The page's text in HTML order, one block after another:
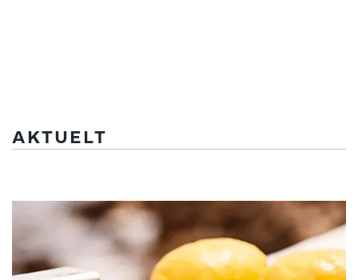
AKTUELT